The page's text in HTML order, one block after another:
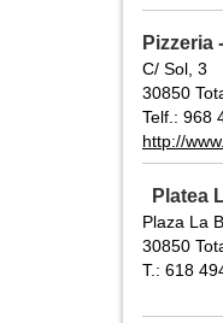
Pizzeria
C/ Sol, 3
30850
Telf.: 968
http://
Platea
Plaza La
30850
T.: 618